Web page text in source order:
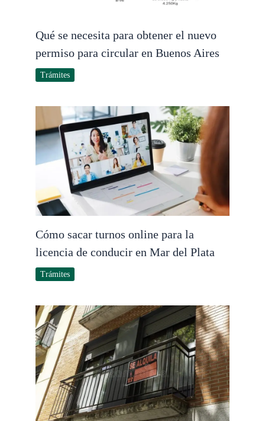
Qué se necesita para obtener el nuevo
permiso para circular en Buenos Aires
Trámites
Cómo sacar turnos online para la
licencia de conducir en Mar del Plata
Trámites